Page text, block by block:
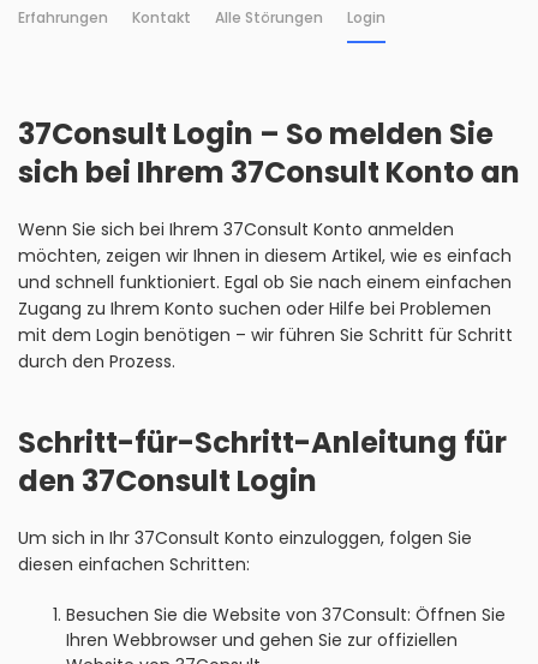
Erfahrungen Kontakt Alle Störungen Login
37Consult Login – So melden Sie
sich bei Ihrem 37Consult Konto an
Wenn Sie sich bei Ihrem 37Consult Konto anmelden
möchten, zeigen wir Ihnen in diesem Artikel, wie es einfach
und schnell funktioniert. Egal ob Sie nach einem einfachen
Zugang zu Ihrem Konto suchen oder Hilfe bei Problemen
mit dem Login benötigen – wir führen Sie Schritt für Schritt
durch den Prozess.
Schritt-für-Schritt-Anleitung für
den 37Consult Login
Um sich in Ihr 37Consult Konto einzuloggen, folgen Sie
diesen einfachen Schritten:
Besuchen Sie die Website von 37Consult: Öffnen Sie
Ihren Webbrowser und gehen Sie zur offiziellen